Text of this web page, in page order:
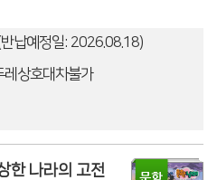
납예정일: 2026.08.18)
레상호대차불가
한 나라의 고전